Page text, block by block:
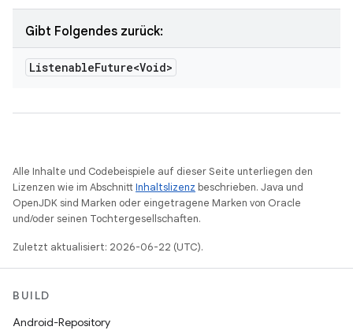
Gibt Folgendes zurück:
ListenableFuture<Void>
Alle Inhalte und Codebeispiele auf dieser Seite unterliegen den
Lizenzen wie im AbschnittInhaltslizenz beschrieben. Java und
OpenJDK sind Marken oder eingetragene Marken von Oracle
und/oder seinen Tochtergesellschaften.
Zuletzt aktualisiert: 2026-06-22 (UTC).
BUILD
Android-Repository